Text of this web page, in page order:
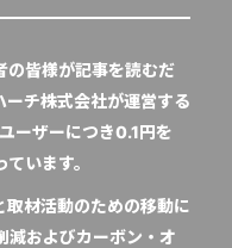
皆様が記事を読むだ
チ株式会社が運営する
ーザーにつき0.1円を
います。
材活動のための移動に
減およびカーボン・オ